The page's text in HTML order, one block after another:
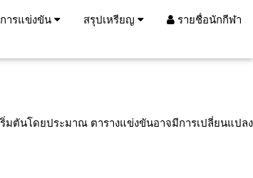
ารแข่งขัน สรุปเหรียญ รายชื่อนักกีฬา
ริ่มตันโดยประมาณ ตารางแข่งขันอาจมีการเปลี่ยนแปลง